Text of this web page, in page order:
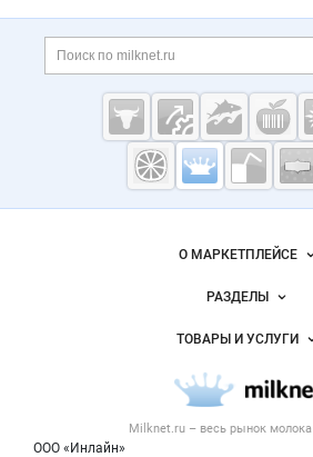
Дополнительная
Cсылки на полезные
Молочная
промышленность
Milknet.ru
Важные разделы и
Milknet.ru – весь рынок молока
ООО «Инлайн»
Навигация по сайтуО МАРКЕТПЛЕЙСЕ
Новости Milknet.ru
Размещение рекламы
Публичная оферта
Контактная
Политика обработки
РАЗДЕЛЫ
Объявления
Новости рынка
ТОВАРЫ И УСЛУГИ
Молочная продукция
Вторичное сырье
Оборудование